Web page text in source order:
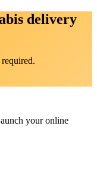
delivery
your online